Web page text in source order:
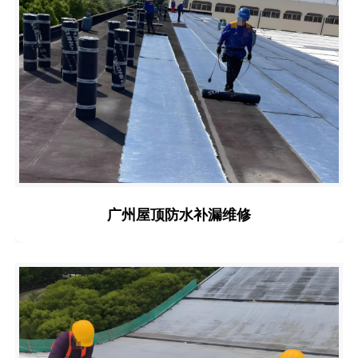
广州屋顶防水补漏维修